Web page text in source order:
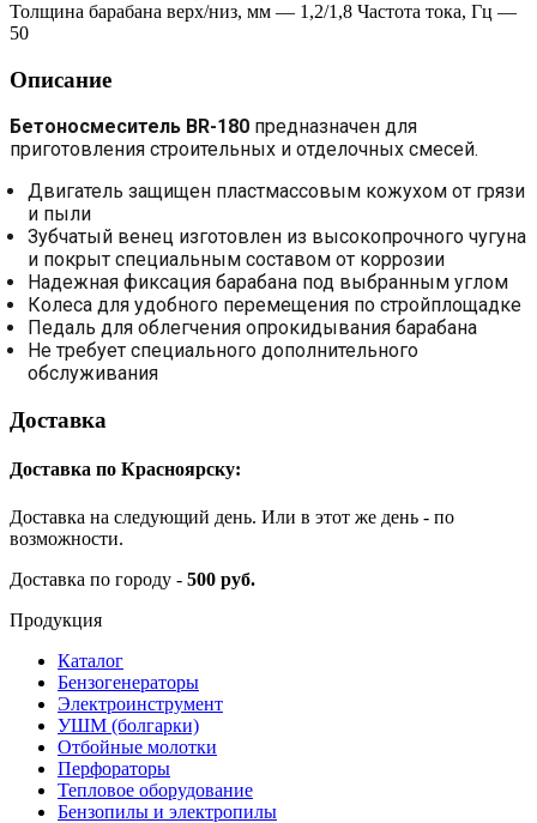
Толщина барабана верх/низ, мм — 1,2/1,8 Частота тока, Гц —
50
Описание
Бетоносмеситель BR-180 предназначен для
приготовления строительных и отделочных смесей.
Двигатель защищен пластмассовым кожухом от грязи
и пыли
Зубчатый венец изготовлен из высокопрочного чугуна
и покрыт специальным составом от коррозии
Надежная фиксация барабана под выбранным углом
Колеса для удобного перемещения по стройплощадке
Педаль для облегчения опрокидывания барабана
Не требует специального дополнительного
обслуживания
Доставка
Доставка по Красноярску:
Доставка на следующий день. Или в этот же день - по
возможности.
Доставка по городу - 500 руб.
Продукция
Каталог
Бензогенераторы
Электроинструмент
УШМ (болгарки)
Отбойные молотки
Перфораторы
Тепловое оборудование
Бензопилы и электропилы